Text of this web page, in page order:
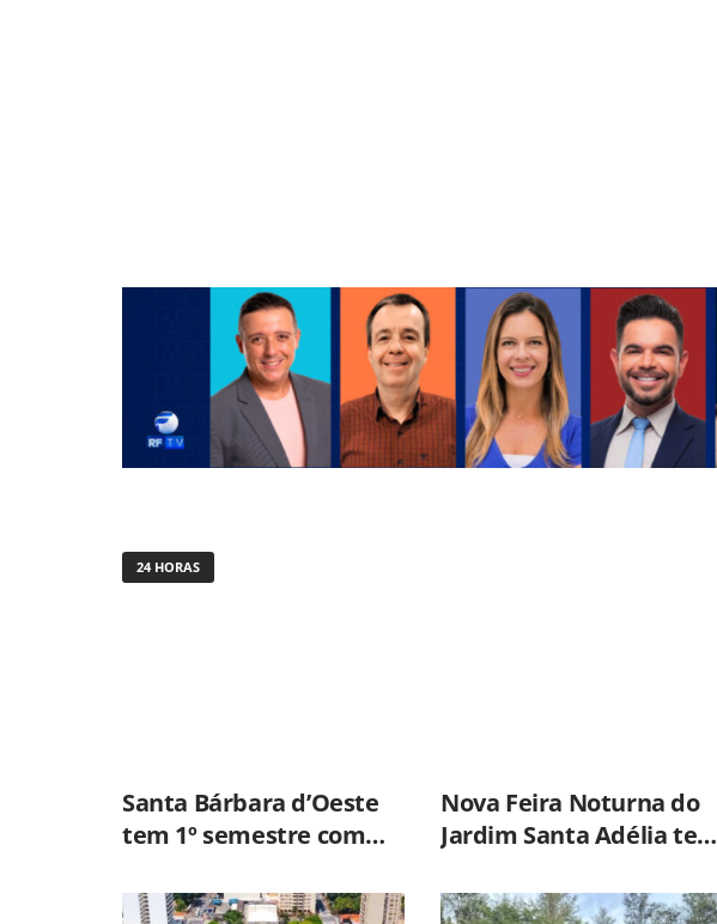
24 HORAS
Santa Bárbara d’Oeste
tem 1º semestre com
roubos e furtos desde
Nova Feira Noturna do
Jardim Santa Adélia terá
nesta quinta-feira (6)